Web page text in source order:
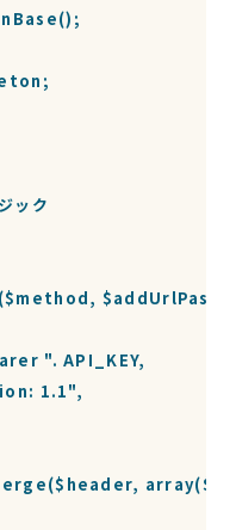
ック
$addUrlPass,
". API_KEY,
1.1",